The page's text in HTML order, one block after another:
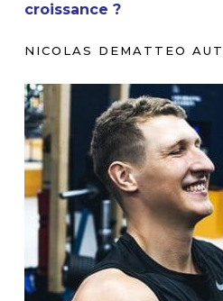
croissance ?
NICOLAS DEMATTEO